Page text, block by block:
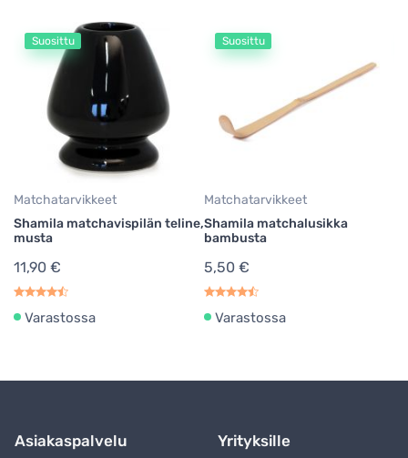
Suosittu
Matchatarvikkeet
Shamila matchavispilän teline,
musta
11,90 €
Varastossa
Suosittu
Matchatarvikkeet
Shamila matchalusikka
bambusta
5,50 €
Varastossa
Asiakaspalvelu Yrityksille